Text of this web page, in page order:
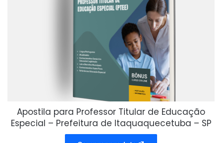
Apostila para Professor Titular de Educação
Especial – Prefeitura de Itaquaquecetuba – SP